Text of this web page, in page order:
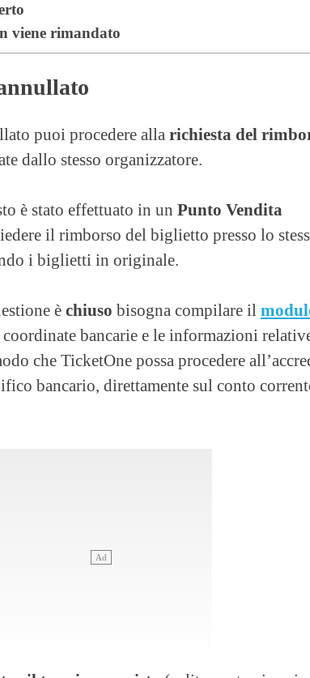
viene rimandato
puoi procedere alla richiesta del
dallo stesso organizzatore.
è stato effettuato in un Punto Vendita
il rimborso del biglietto presso lo
i biglietti in originale.
è chiuso bisogna compilare il
bancarie e le informazioni
che TicketOne possa procedere
bancario, direttamente sul conto